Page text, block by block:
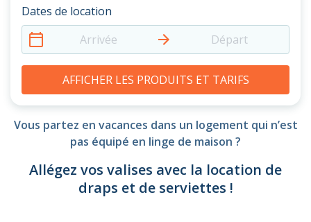
Dates de location
Arrivée
Départ
AFFICHER LES PRODUITS ET TARIFS
Vous partez en vacances dans un logement qui n’est
pas équipé en linge de maison ?
Allégez vos valises avec la location de
draps et de serviettes !